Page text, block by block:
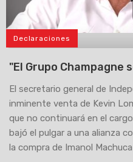
Declaraciones
"El Grupo Champagne
El secretario general de
inminente venta de Kevin
que no continuará en el
bajó el pulgar a una alianza
la compra de Imanol Machuca